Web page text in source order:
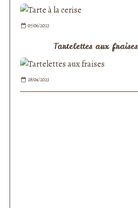
07/06/2023
Tartelettes aux fraises
28/04/2023